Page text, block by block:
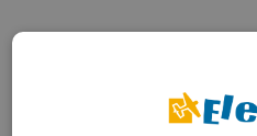
Dele